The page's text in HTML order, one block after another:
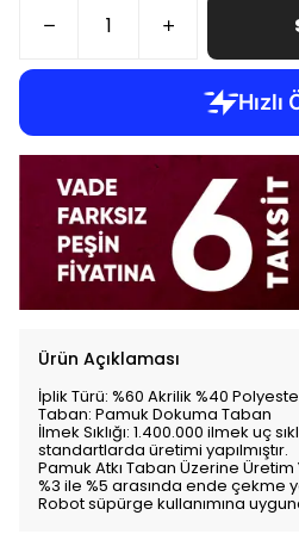
Ürün Açıklaması
İplik Türü: %60 Akrilik %40
Taban: Pamuk Dokuma Taban
İlmek Sıklığı: 1.400.000 ilmek uç
standartlarda üretimi yapılmıştır.
Pamuk Atkı Taban Üzerine Üretim
%3 ile %5 arasında ende çekme
Robot süpürge kullanımına